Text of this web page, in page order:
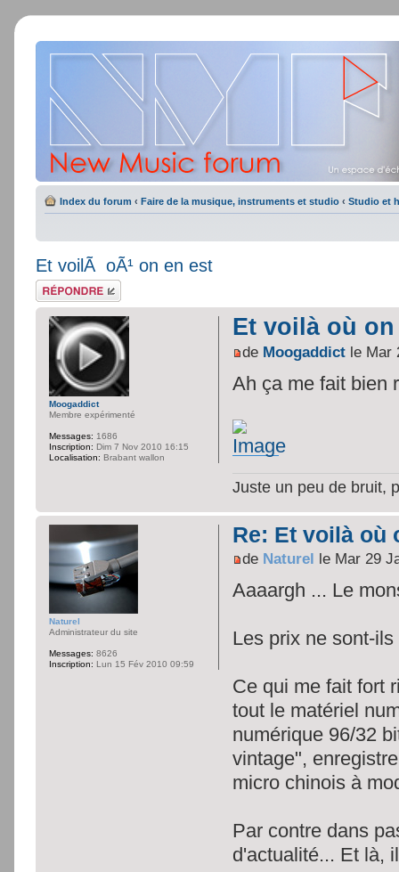
Index du forum ‹ Faire de la musique, instruments et studio ‹ Studio et
Et voilÃ oÃ¹ on en est
Répondre
Et voilà où
de Moogaddict le Mar
Ah ça me fait bien
Juste un peu de bruit,
Moogaddict
Membre expérimenté
Messages: 1686
Inscription: Dim 7 Nov 2010 16:15
Localisation: Brabant wallon
Re: Et voilà où
de Naturel le Mar 29
Aaaargh ... Le
Les prix ne sont-
Ce qui me fait fort
tout le matériel
numérique 96/32
vintage",
micro chinois à
Par contre dans
d'actualité... Et là,
Naturel
Administrateur du site
Messages: 8626
Inscription: Lun 15 Fév 2010 09:59